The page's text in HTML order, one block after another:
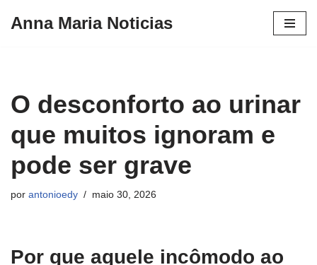
Anna Maria Noticias
O desconforto ao urinar
que muitos ignoram e
pode ser grave
por antonioedy maio 30, 2026
Por que aquele incômodo ao